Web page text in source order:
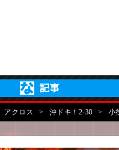
アクロス > 沖ドキ！2-30 > 小